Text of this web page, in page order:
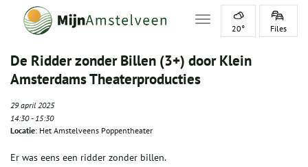
Toggle navigation
20° Files
De Ridder zonder Billen (3+) door Klein
Amsterdams Theaterproducties
29 april 2025
14:30-15:30
Locatie: Het Amstelveens Poppentheater
Er was eens een ridder zonder billen.